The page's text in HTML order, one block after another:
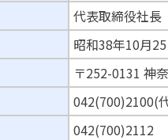
代表取締役社
昭和38年10月
〒252-0131 神
042(700)2100(
042(700)2112